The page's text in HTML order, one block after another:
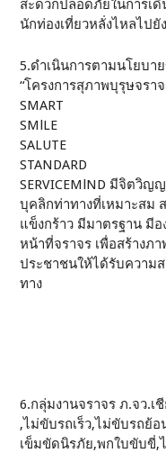
สะดวกปลอดภัยในการเดิ
นักท่องเที่ยวหลั่งไหลไป
5.ดําเนินการตามนโยบา
“โครงการสุภาพบุรุษจร
SMART
SMlLE
SALUTE
STANDARD
SERVICEMlND มีจิตวิ
บุคลิกท่าทางที่เหมาะสม
แข็งกร้าว มีมาตรฐาน มีอ
หน้าที่จราจร เพื่อสร้างภ
ประชาชนให้ได้รับความ
ทาง
6.กลุ่มงานจราจร ภ.จว.เ
,ไม่ขับรถเร็ว,ไม่ขับรถย้
เข็มขัดนิรภัย,พกใบขับขี่,